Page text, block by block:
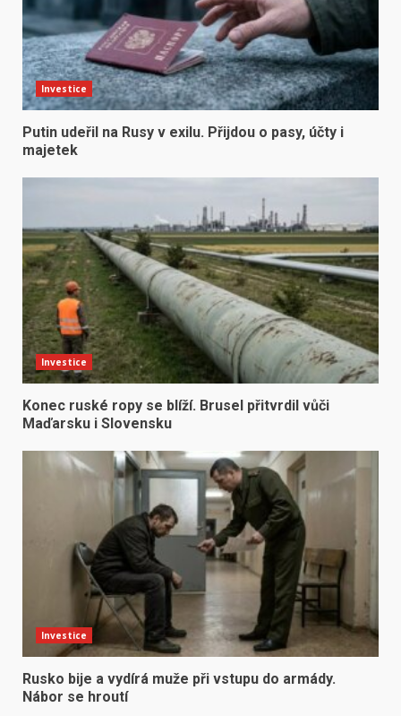
Investice
Putin udeřil na Rusy v exilu. Přijdou o pasy, účty i
majetek
Investice
Konec ruské ropy se blíží. Brusel přitvrdil vůči
Maďarsku i Slovensku
Investice
Rusko bije a vydírá muže při vstupu do armády.
Nábor se hroutí